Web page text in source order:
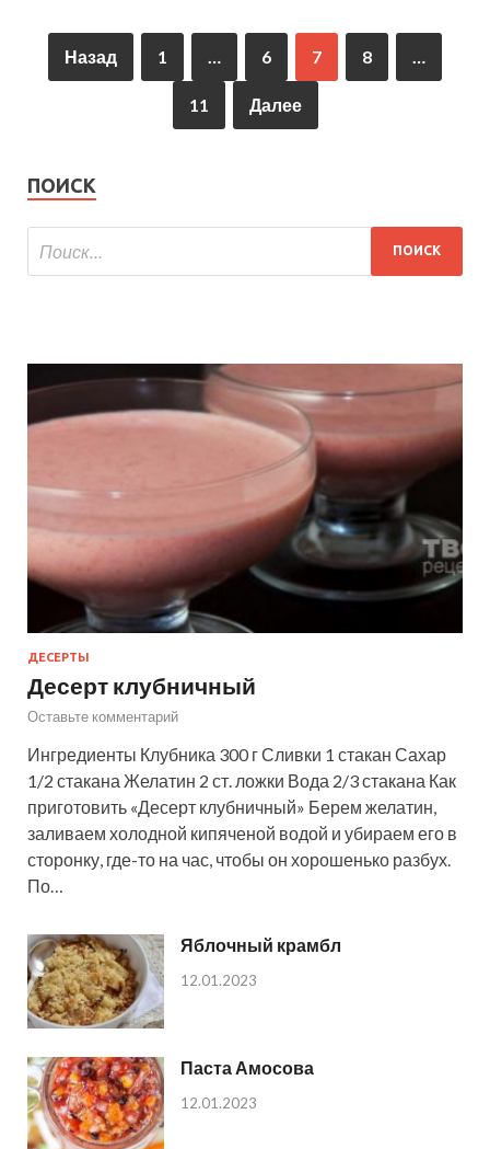
Назад 1 … 6 7 8 …
11 Далее
ПОИСК
ДЕСЕРТЫ
Десерт клубничный
Оставьте комментарий
Ингредиенты Клубника 300 г Сливки 1 стакан Сахар
1/2 стакана Желатин 2 ст. ложки Вода 2/3 стакана Как
приготовить «Десерт клубничный» Берем желатин,
заливаем холодной кипяченой водой и убираем его в
сторонку, где-то на час, чтобы он хорошенько разбух.
По…
Яблочный крамбл
12.01.2023
Паста Амосова
12.01.2023